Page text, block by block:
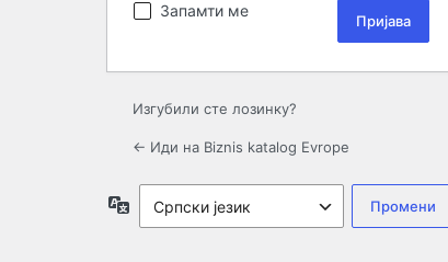
Запамти ме
Изгубили сте лозинку?
← Иди на Biznis katalog Evrope
Језик